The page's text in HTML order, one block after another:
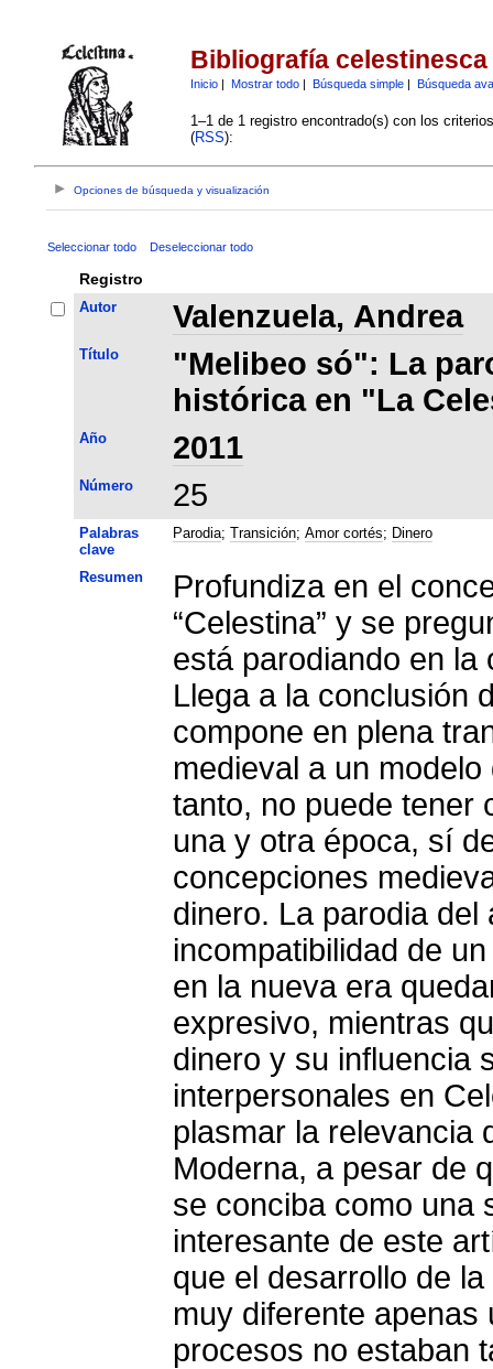
Bibliografía celestinesca
Inicio| Mostrar todo| Búsqueda simple| Búsqueda
1–1 de 1 registro encontrado(s) con los
(RSS):
Opciones de búsqueda y visualización
Seleccionar todo Deseleccionar todo
Registro
Autor Valenzuela, Andrea
Título
"Melibeo só": La
histórica en "La
Año 2011
Número 25
Palabras
clave
Parodia; Transición; Amor cortés; Dinero
Resumen
Profundiza en el
“Celestina” y se
está parodiando en
Llega a la conclusión
compone en plena
medieval a un
tanto, no puede tener
una y otra época, sí
concepciones
dinero. La parodia
incompatibilidad de
en la nueva era
expresivo, mientras
dinero y su influencia
interpersonales en
plasmar la relevancia
Moderna, a pesar de
se conciba como una
interesante de este
que el desarrollo de
muy diferente
procesos no estaban